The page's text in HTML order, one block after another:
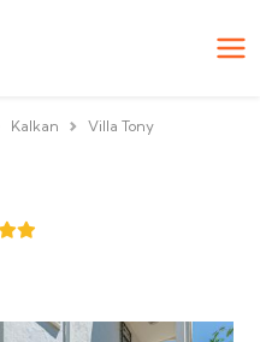
Kalkan Villa Tony